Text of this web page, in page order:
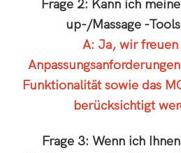
Frage 2: Kann ich
up-/Massage -
A: Ja, wir freuen
Funktionalität sowie das
berücksichtigt
Frage 3: Wenn ich